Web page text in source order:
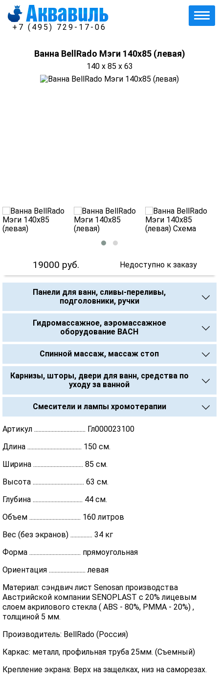
+7 (495) 729-17-06
Ванна BellRado Мэги 140х85 (левая)
140 x 85 x 63
19000 руб. Недоступно к заказу
Панели для ванн, сливы-переливы,
подголовники, ручки
Гидромассажное, аэромассажное
оборудование BACH
Спинной массаж, массаж стоп
Карнизы, шторы, двери для ванн, средства по
уходу за ванной
Смесители и лампы хромотерапии
Артикул ................................... Гл000023100
Длина ..................................... 150 см.
Ширина .................................. 85 см.
Высота ................................... 63 см.
Глубина .................................. 44 см.
Объем ................................... 160 литров
Вес (без экранов) ............... 34 кг
Форма ................................... прямоугольная
Ориентация ......................... левая
Материал: сэндвич лист Senosan производства
Австрийской компании SENOPLAST c 20% лицевым
слоем акрилового стекла ( ABS - 80%, PMMA - 20%) ,
толщиной 5 мм.
Производитель: BellRado (Россия)
Каркас: металл, профильная труба 25мм. (Съемный)
Крепление экрана: Верх на защелках, низ на саморезах.